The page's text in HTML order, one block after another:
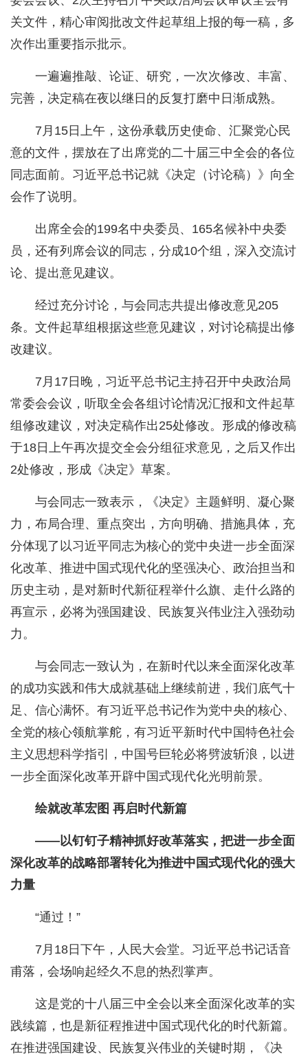
关文件，精心审阅批改文件起草组上报的每一稿，多
次作出重要指示批示。
一遍遍推敲、论证、研究，一次次修改、丰富、
完善，决定稿在夜以继日的反复打磨中日渐成熟。
7月15日上午，这份承载历史使命、汇聚党心民
意的文件，摆放在了出席党的二十届三中全会的各位
同志面前。习近平总书记就《决定（讨论稿）》向全
会作了说明。
出席全会的199名中央委员、165名候补中央委
员，还有列席会议的同志，分成10个组，深入交流讨
论、提出意见建议。
经过充分讨论，与会同志共提出修改意见205
条。文件起草组根据这些意见建议，对讨论稿提出修
改建议。
7月17日晚，习近平总书记主持召开中央政治局
常委会会议，听取全会各组讨论情况汇报和文件起草
组修改建议，对决定稿作出25处修改。形成的修改稿
于18日上午再次提交全会分组征求意见，之后又作出
2处修改，形成《决定》草案。
与会同志一致表示，《决定》主题鲜明、凝心聚
力，布局合理、重点突出，方向明确、措施具体，充
分体现了以习近平同志为核心的党中央进一步全面深
化改革、推进中国式现代化的坚强决心、政治担当和
历史主动，是对新时代新征程举什么旗、走什么路的
再宣示，必将为强国建设、民族复兴伟业注入强劲动
力。
与会同志一致认为，在新时代以来全面深化改革
的成功实践和伟大成就基础上继续前进，我们底气十
足、信心满怀。有习近平总书记作为党中央的核心、
全党的核心领航掌舵，有习近平新时代中国特色社会
主义思想科学指引，中国号巨轮必将劈波斩浪，以进
一步全面深化改革开辟中国式现代化光明前景。
绘就改革宏图 再启时代新篇
——以钉钉子精神抓好改革落实，把进一步全面
深化改革的战略部署转化为推进中国式现代化的强大
力量
“通过！”
7月18日下午，人民大会堂。习近平总书记话音
甫落，会场响起经久不息的热烈掌声。
这是党的十八届三中全会以来全面深化改革的实
践续篇，也是新征程推进中国式现代化的时代新篇。
在推进强国建设、民族复兴伟业的关键时期，《决